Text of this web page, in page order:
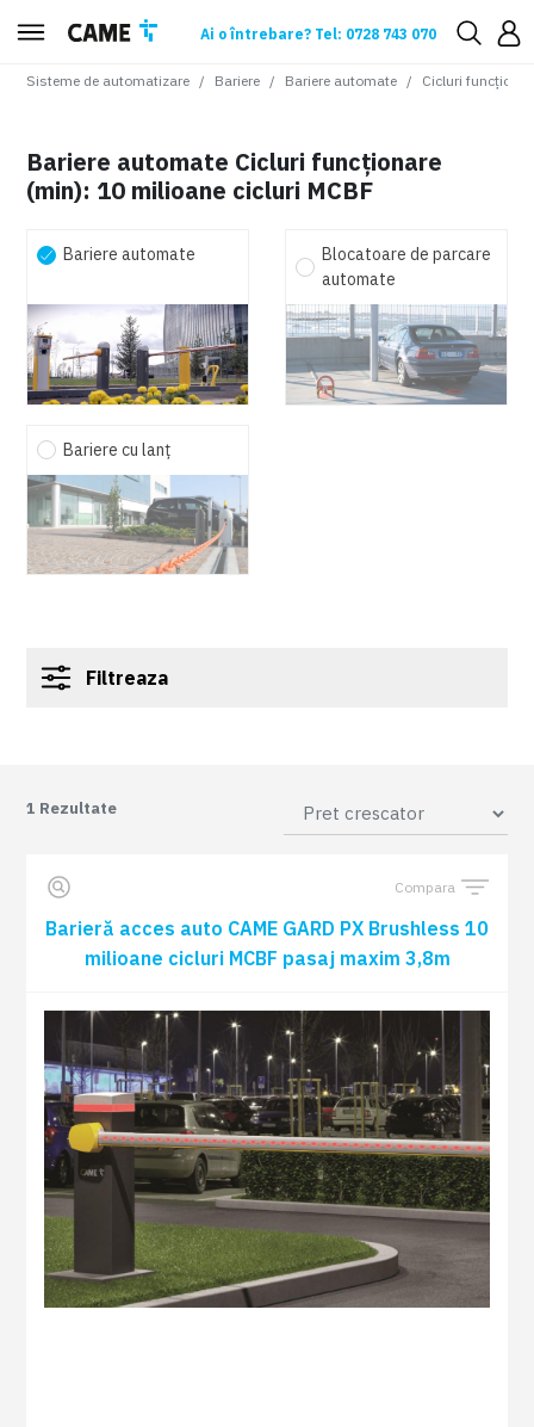
Ai o întrebare? Tel: 0728 743 070
Sisteme de automatizare Bariere Bariere automate Cicluri
Bariere automate Cicluri funcționare
(min): 10 milioane cicluri MCBF
Bariere automate
Blocatoare de parcare
automate
Bariere cu lanț
Filtreaza
1 Rezultate
Compara
Barieră acces auto CAME GARD PX Brushless 10
milioane cicluri MCBF pasaj maxim 3,8m